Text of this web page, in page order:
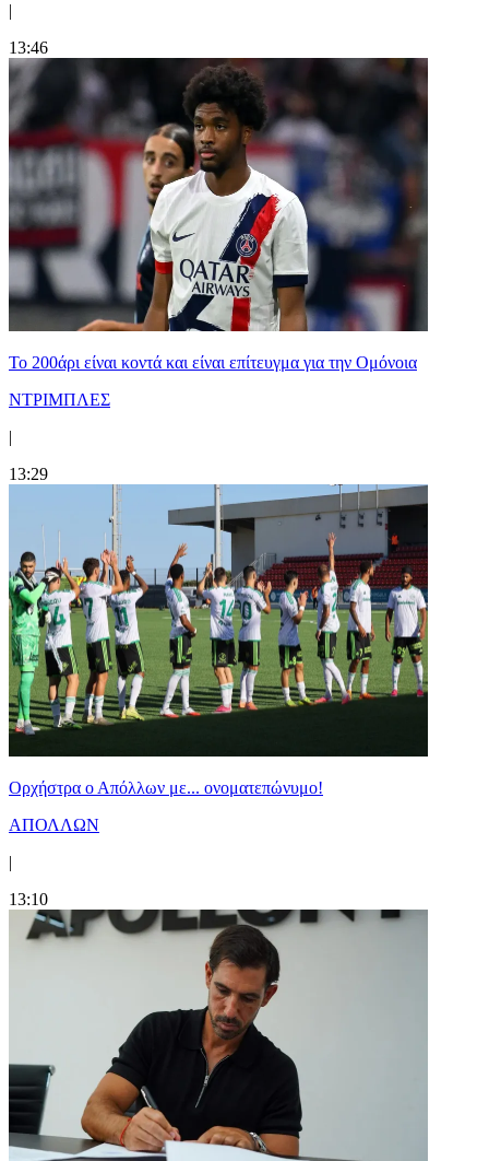
|
13:46
Το 200άρι είναι κοντά και είναι επίτευγμα για την Ομόνοια
ΝΤΡΙΜΠΛΕΣ
|
13:29
Ορχήστρα o Aπόλλων με... ονοματεπώνυμο!
ΑΠΟΛΛΩΝ
|
13:10